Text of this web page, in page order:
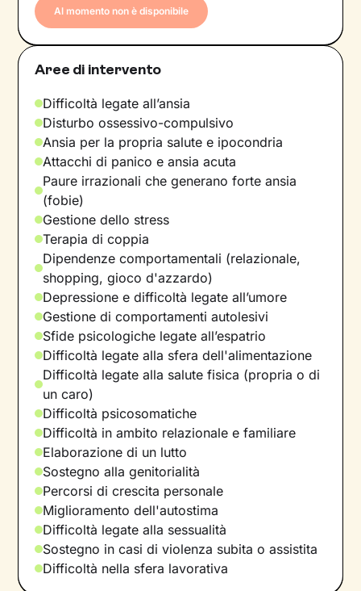
Al momento non è disponibile
Aree di intervento
Difficoltà legate all’ansia
Disturbo ossessivo-compulsivo
Ansia per la propria salute e ipocondria
Attacchi di panico e ansia acuta
Paure irrazionali che generano forte ansia
(fobie)
Gestione dello stress
Terapia di coppia
Dipendenze comportamentali (relazionale,
shopping, gioco d'azzardo)
Depressione e difficoltà legate all’umore
Gestione di comportamenti autolesivi
Sfide psicologiche legate all’espatrio
Difficoltà legate alla sfera dell'alimentazione
Difficoltà legate alla salute fisica (propria o di
un caro)
Difficoltà psicosomatiche
Difficoltà in ambito relazionale e familiare
Elaborazione di un lutto
Sostegno alla genitorialità
Percorsi di crescita personale
Miglioramento dell'autostima
Difficoltà legate alla sessualità
Sostegno in casi di violenza subita o assistita
Difficoltà nella sfera lavorativa